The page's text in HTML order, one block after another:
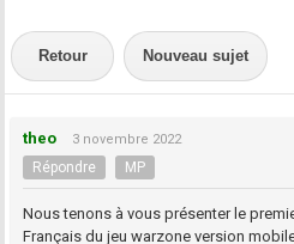
Retour Nouveau sujet
theo 3 novembre 2022
Répondre MP
Nous tenons à vous présenter le
Français du jeu warzone version